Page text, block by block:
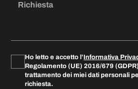
Ho letto e accetto l’Informativa
Regolamento (UE) 2016/679
trattamento dei miei dati personali
richiesta.